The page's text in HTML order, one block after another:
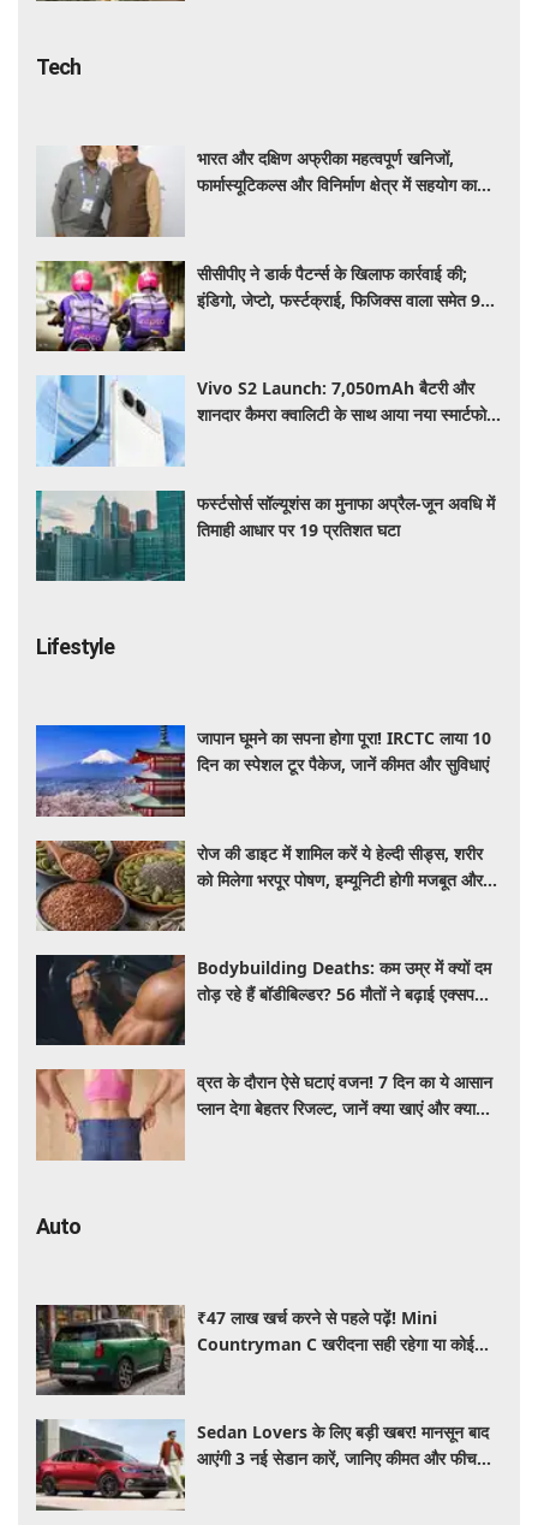
Tech
भारत और दक्षिण अफ्रीका महत्वपूर्ण खनिजों,
फार्मास्यूटिकल्स और विनिर्माण क्षेत्र में सहयोग का
सीसीपीए ने डार्क पैटर्न्स के खिलाफ कार्रवाई की;
इंडिगो, जेप्टो, फर्स्टक्राई, फिजिक्स वाला समेत 9
Vivo S2 Launch: 7,050mAh बैटरी और
शानदार कैमरा क्वालिटी के साथ आया नया स्मार्टफोन,
फर्स्टसोर्स सॉल्यूशंस का मुनाफा अप्रैल-जून अवधि में
तिमाही आधार पर 19 प्रतिशत घटा
Lifestyle
जापान घूमने का सपना होगा पूरा! IRCTC लाया 10
दिन का स्पेशल टूर पैकेज, जानें कीमत और सुविधाएं
रोज की डाइट में शामिल करें ये हेल्दी सीड्स, शरीर
को मिलेगा भरपूर पोषण, इम्यूनिटी होगी मजबूत और
Bodybuilding Deaths: कम उम्र में क्यों दम
तोड़ रहे हैं बॉडीबिल्डर? 56 मौतों ने बढ़ाई एक्सपर्ट्स
व्रत के दौरान ऐसे घटाएं वजन! 7 दिन का ये आसान
प्लान देगा बेहतर रिजल्ट, जानें क्या खाएं और क्या
Auto
₹47 लाख खर्च करने से पहले पढ़ें! Mini
Countryman C खरीदना सही रहेगा या कोई
Sedan Lovers के लिए बड़ी खबर! मानसून बाद
आएंगी 3 नई सेडान कारें, जानिए कीमत और फीचर्स